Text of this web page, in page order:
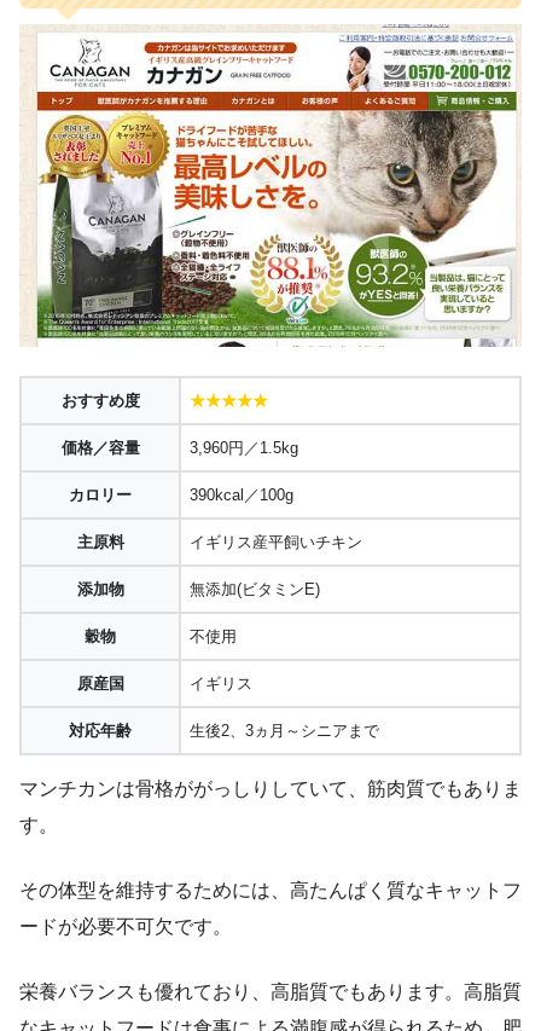
おすすめ度 ★★★★★
価格／容量 3,960円／1.5kg
カロリー 390kcal／100g
主原料 イギリス産平飼いチキン
添加物 無添加(ビタミンE)
穀物 不使用
原産国 イギリス
対応年齢 生後2、3ヵ月～シニアまで
マンチカンは骨格ががっしりしていて、筋肉質でもありま
す。
その体型を維持するためには、高たんぱく質なキャットフ
ードが必要不可欠です。
栄養バランスも優れており、高脂質でもあります。高脂質